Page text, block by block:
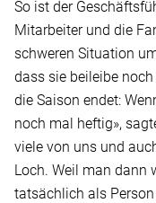
So ist der
Mitarbeiter und die
schweren Situation
dass sie beileibe
die Saison endet:
noch mal heftig»,
viele von uns und
Loch. Weil man dann
tatsächlich als